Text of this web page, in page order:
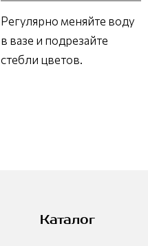
Регулярно меняйте воду
в вазе и подрезайте
стебли цветов.
Каталог